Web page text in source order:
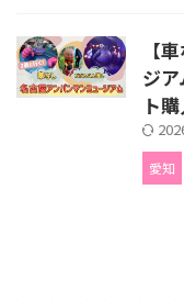
【
ジ
ト
愛知